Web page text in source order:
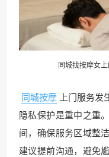
同城找按摩女
同城按摩 上门服务
隐私保护是重中之重
间，确保服务区域整
建议提前沟通，避免